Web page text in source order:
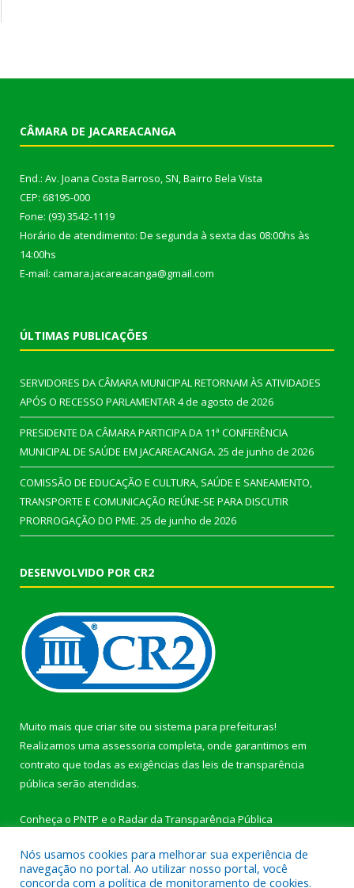
CÂMARA DE JACAREACANGA
End.: Av. Joana Costa Barroso, SN, Bairro Bela Vista
CEP: 68195-000
Fone: (93) 3542-1119
Horário de atendimento: De segunda à sexta das 08:00hs às
14:00hs
E-mail: camara.jacareacanga@gmail.com
ÚLTIMAS PUBLICAÇÕES
SERVIDORES DA CÂMARA MUNICIPAL RETORNAM ÀS ATIVIDADES
APÓS O RECESSO PARLAMENTAR4 de agosto de 2026
PRESIDENTE DA CÂMARA PARTICIPA DA 11ª CONFERÊNCIA
MUNICIPAL DE SAÚDE EM JACAREACANGA. 25 de junho de 2026
COMISSÃO DE EDUCAÇÃO E CULTURA, SAÚDE E SANEAMENTO,
TRANSPORTE E COMUNICAÇÃO REÚNE-SE PARA DISCUTIR
PRORROGAÇÃO DO PME. 25 de junho de 2026
DESENVOLVIDO POR CR2
Muito mais que criar site ou sistema para prefeituras!
Realizamos uma assessoria completa, onde garantimos em
contrato que todas as exigências das leis de transparência
pública serão atendidas.
Conheça o PNTP e o Radar da Transparência Pública
Nós usamos cookies para melhorar sua experiência de
navegação no portal. Ao utilizar nosso portal, você
concorda com a política de monitoramento de cookies.